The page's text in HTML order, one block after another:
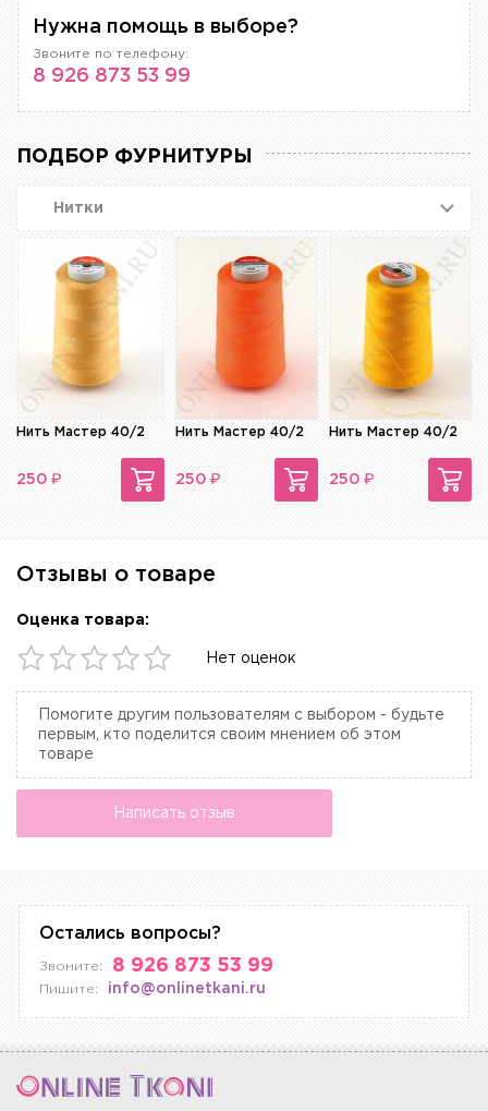
Нужна помощь в выборе?
Звоните по телефону:
8 926 873 53 99
ПОДБОР ФУРНИТУРЫ
Нитки
Нить Мастер 40/2
250 ₽
Нить Мастер 40/2
250 ₽
Нить Мастер 40/2
250 ₽
Отзывы о товаре
Оценка товара:
Нет оценок
Помогите другим пользователям с выбором - будьте
первым, кто поделится своим мнением об этом
товаре
Написать отзыв
Остались вопросы?
Звоните: 8 926 873 53 99
Пишите: info@onlinetkani.ru